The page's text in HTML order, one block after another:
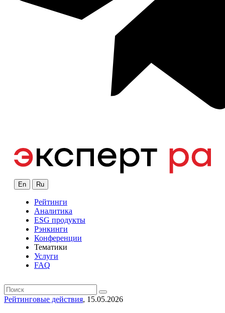
En Ru
Рейтинги
Аналитика
ESG продукты
Рэнкинги
Конференции
Тематики
Услуги
FAQ
Рейтинговые действия, 15.05.2026